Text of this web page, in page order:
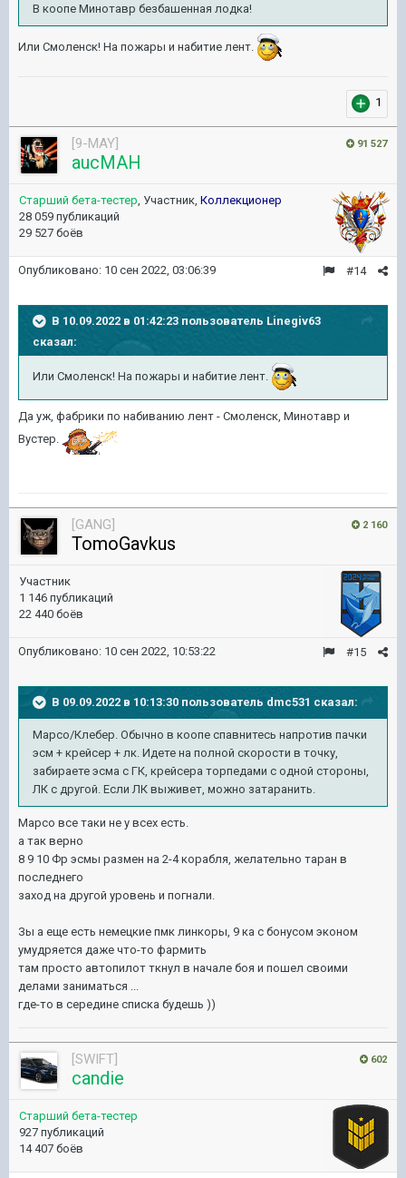
В коопе Минотавр безбашенная лодка!
Или Смоленск! На пожары и набитие лент.
1
91 527
[9-MAY]
aucMAH
Старший бета-тестер, Участник, Коллекционер
28 059 публикаций
29 527 боёв
#14
Опубликовано: 10 сен 2022, 03:06:39
В 10.09.2022 в 01:42:23 пользователь Linegiv63
сказал:
Или Смоленск! На пожары и набитие лент.
Да уж, фабрики по набиванию лент - Смоленск, Минотавр и
Вустер.
2 160
[GANG]
TomoGavkus
Участник
1 146 публикаций
22 440 боёв
#15
Опубликовано: 10 сен 2022, 10:53:22
В 09.09.2022 в 10:13:30 пользователь dmc531 сказал:
Марсо/Клебер. Обычно в коопе спавнитесь напротив пачки
эсм + крейсер + лк. Идете на полной скорости в точку,
забираете эсма с ГК, крейсера торпедами с одной стороны,
ЛК с другой. Если ЛК выживет, можно затаранить.
Марсо все таки не у всех есть.
а так верно
8 9 10 Фр эсмы размен на 2-4 корабля, желательно таран в
последнего
заход на другой уровень и погнали.
Зы а еще есть немецкие пмк линкоры, 9 ка с бонусом эконом
умудряется даже что-то фармить
там просто автопилот ткнул в начале боя и пошел своими
делами заниматься ...
где-то в середине списка будешь ))
602
[SWIFT]
candie
Старший бета-тестер
927 публикаций
14 407 боёв